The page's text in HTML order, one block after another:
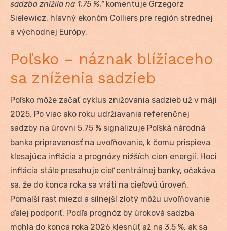
sadzba znížila na 1,75 %,“komentuje Grzegorz
Sielewicz, hlavný ekonóm Colliers pre región strednej
a východnej Európy.
Poľsko – náznak blížiaceho
sa zníženia sadzieb
Poľsko môže začať cyklus znižovania sadzieb už v máji
2025. Po viac ako roku udržiavania referenčnej
sadzby na úrovni 5,75 % signalizuje Poľská národná
banka pripravenosť na uvoľňovanie, k čomu prispieva
klesajúca inflácia a prognózy nižších cien energií. Hoci
inflácia stále presahuje cieľ centrálnej banky, očakáva
sa, že do konca roka sa vráti na cieľovú úroveň.
Pomalší rast miezd a silnejší zlotý môžu uvoľňovanie
ďalej podporiť. Podľa prognóz by úroková sadzba
mohla do konca roka 2026 klesnúť až na 3,5 %, ak sa